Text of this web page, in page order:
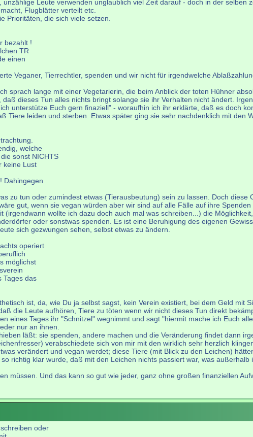
Leute verwenden unglaublich viel Zeit darauf - doch in der selben
Flugblätter verteilt etc.
Prioritäten, die sich viele setzen.
bezahlt !
TR
einen
Veganer, Tierrechtler, spenden und wir nicht für irgendwelche
sprach lange mit einer Vegetarierin, die beim Anblick der toten Hühner
dieses Tun alles nichts bringt solange sie ihr Verhalten nicht ändert.
unterstütze Euch gern finaziell" - woraufhin ich ihr erklärte, daß es doch
Tiere leiden und sterben. Etwas später ging sie sehr nachdenklich mit den
welche
sonst NICHTS
keine Lust
Dahingegen
zu tun oder zumindest etwas (Tierausbeutung) sein zu lassen. Doch
gut, wenn sie vegan würden aber wir sind auf alle Fälle auf ihre Spenden
(irgendwann wollte ich dazu doch auch mal was schreiben...) die
oder sonstwas spenden. Es ist eine Beruhigung des eigenen
sich gezwungen sehen, selbst etwas zu ändern.
operiert
möglichst
Tages das
ist, da, wie Du ja selbst sagst, kein Verein existiert, bei dem Geld mit
die Leute aufhören, Tiere zu töten wenn wir nicht dieses Tun direkt
eines Tages ihr "Schnitzel" wegnimmt und sagt "hiermit mache ich Euch
nur an ihnen.
läßt: sie spenden, andere machen und die Veränderung findet dann
verabschiedete sich von mir mit den wirklich sehr herzlich
verändert und vegan werdet; diese Tiere (mit Blick zu den Leichen)
richtig klar wurde, daß mit den Leichen nichts passiert war, was außerhalb
müssen. Und das kann so gut wie jeder, ganz ohne großen finanziellen
oder